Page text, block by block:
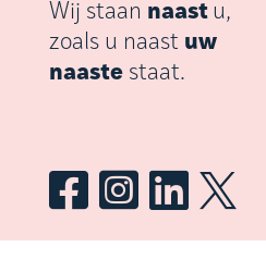
Wij staan naast u,
zoals u naast uw
naastestaat.
   